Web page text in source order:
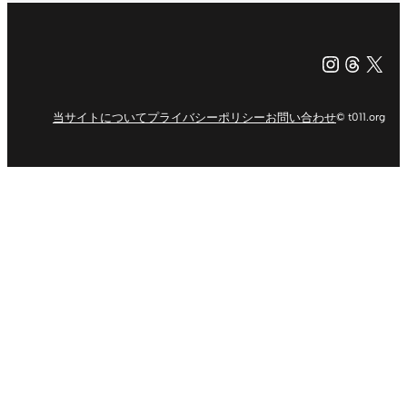
X（旧
当サイトについてプライバシーポリシーお問い合わせ© t011.org